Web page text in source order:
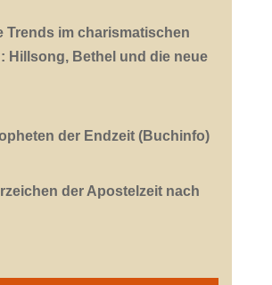
Trends im charismatischen
Hillsong, Bethel und die neue
der Endzeit (Buchinfo)
der Apostelzeit nach